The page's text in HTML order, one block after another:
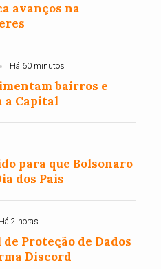
avanços na
Há 60 minutos
bairros e
a Capital
para que Bolsonaro
dos Pais
Há 2 horas
Proteção de Dados
Discord